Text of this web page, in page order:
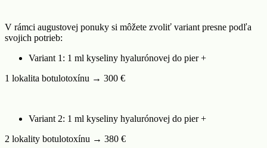
V rámci augustovej ponuky si môžete zvoliť variant presne podľa
svojich potrieb:
Variant 1: 1 ml kyseliny hyalurónovej do pier +
1 lokalita botulotoxínu → 300 €
Variant 2: 1 ml kyseliny hyalurónovej do pier +
2 lokality botulotoxínu → 380 €